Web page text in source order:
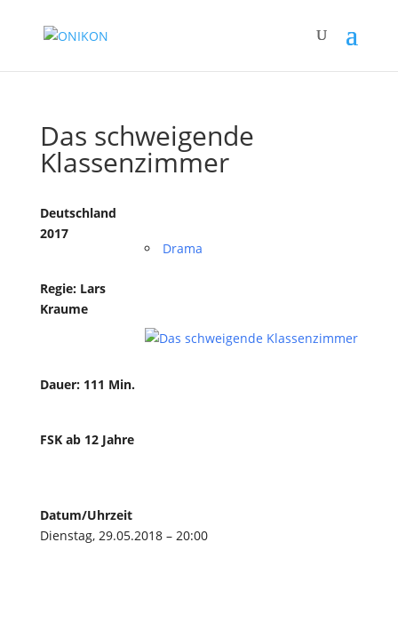
Das schweigende
Klassenzimmer
Drama
Deutschland
2017
Regie: Lars
Kraume
Dauer: 111 Min.
FSK ab 12 Jahre
Datum/Uhrzeit
Dienstag, 29.05.2018 – 20:00